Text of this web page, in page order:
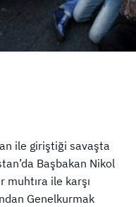
ile giriştiği savaşta
Başbakan Nikol
muhtıra ile karşı
Genelkurmak